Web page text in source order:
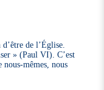
de l’Église.
» (Paul VI). C’est
mêmes, nous